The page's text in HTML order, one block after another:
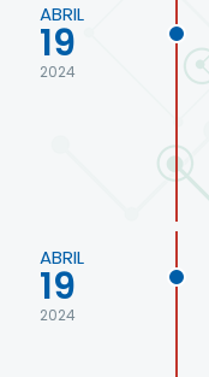
ABRIL
19
2024
ABRIL
19
2024